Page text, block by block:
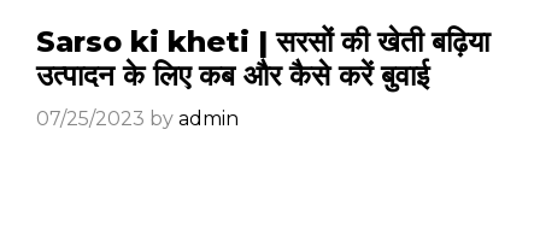
Sarso ki kheti | सरसों की खेती बढ़िया
उत्पादन के लिए कब और कैसे करें बुवाई
07/25/2023 by admin